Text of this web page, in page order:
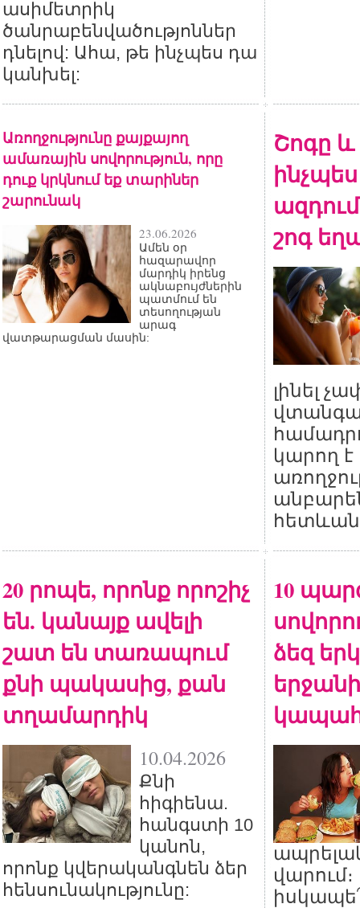
ասիմետրիկ
ծանրաբենվածությոններ
դնելով: Ահա, թե ինչպես դա
կանխել:
Առողջությունը քայքայող
ամառային սովորություն, որը
դուք կրկնում եք տարիներ
շարունակ
23.06.2026
Ամեն օր
հազարավոր
մարդիկ իրենց
ակնաբույժներին
պատմում են
տեսողության
արագ
վատթարացման մասին:
Շոգը և
ինչպես
շոգ
լինել
կարող է
20 րոպե, որոնք որոշիչ
են. կանայք ավելի
շատ են տառապում
քնի պակասից, քան
տղամարդիկ
10.04.2026
Քնի
հիգիենա.
հանգստի 10
կանոն,
որոնք կվերականգնեն ձեր
հենսունակությունը:
10
ձեզ